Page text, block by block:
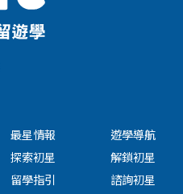
最星情報
探索初星
留學指引
遊學導航
解鎖初星
諮詢初星